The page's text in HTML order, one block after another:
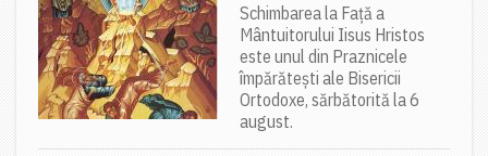
Schimbarea la Față a
Mântuitorului Iisus Hristos
este unul din Praznicele
împărătești ale Bisericii
Ortodoxe, sărbătorită la 6
august.